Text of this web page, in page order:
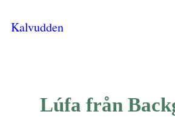
Kalvudden
Lúfa från